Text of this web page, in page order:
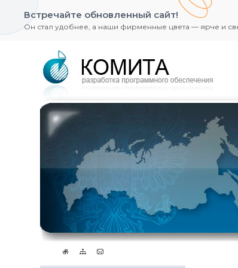
Встречайте обновленный сайт!
Он стал удобнее, а наши фирменные цвета — ярче и